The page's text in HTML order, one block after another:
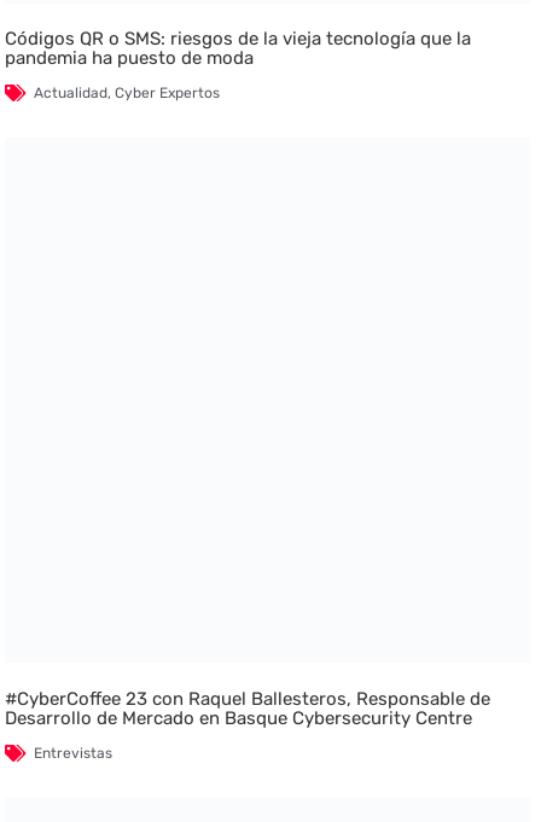
Códigos QR o SMS: riesgos de la vieja tecnología que la
pandemia ha puesto de moda
Actualidad,Cyber Expertos
#CyberCoffee 23 con Raquel Ballesteros, Responsable de
Desarrollo de Mercado en Basque Cybersecurity Centre
Entrevistas